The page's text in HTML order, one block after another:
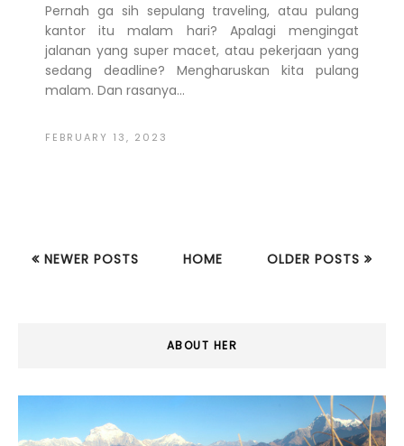
Pernah ga sih sepulang traveling, atau pulang
kantor itu malam hari? Apalagi mengingat
jalanan yang super macet, atau pekerjaan yang
sedang deadline? Mengharuskan kita pulang
malam. Dan rasanya...
FEBRUARY 13, 2023
NEWER POSTS OLDER POSTS
HOME
ABOUT HER